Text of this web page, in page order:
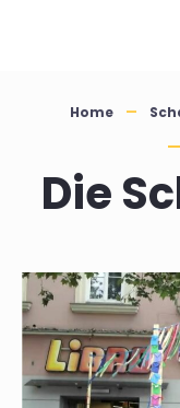
Home
Die